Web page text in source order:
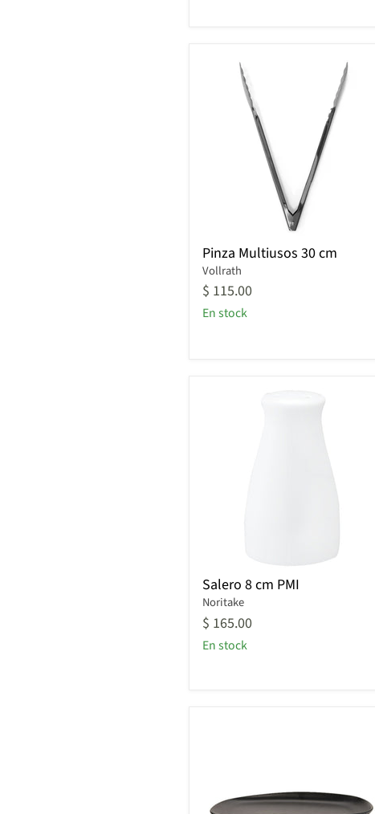
Pinza
Multiusos
30
cm
Pinza Multiusos 30 cm
Vollrath
$ 115.00
En stock
Salero
8
cm
PMI
Salero 8 cm PMI
Noritake
$ 165.00
En stock